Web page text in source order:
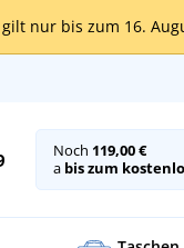
nur bis zum 16.
Noch 119,00 €
a bis zum